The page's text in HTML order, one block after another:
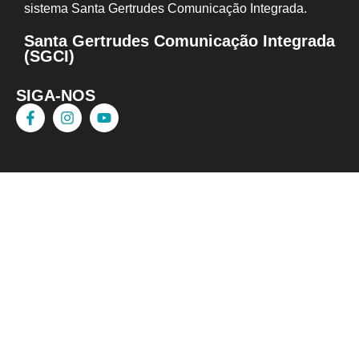
sistema Santa Gertrudes Comunicação I ntegrada.
Santa Gertrudes Comunicação Integrada
(SGCI)
SIGA-NOS